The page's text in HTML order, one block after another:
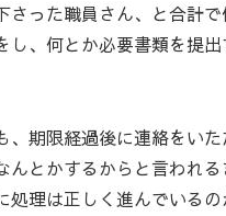
さった職員さん、と合計
し、何とか必要書類を提
、期限経過後に連絡をい
んとかするからと言われ
処理は正しく進んでいる